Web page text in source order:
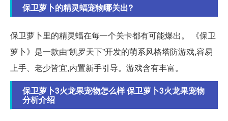
保卫萝卜的精灵蝠宠物哪关出?
保卫萝卜里的精灵蝠在每一个关卡都有可能爆出。 《保卫
萝卜》是一款由“凯罗天下”开发的萌系风格塔防游戏,容易
上手、老少皆宜,内置新手引导。游戏含有丰富。
保卫萝卜3火龙果宠物怎么样 保卫萝卜3火龙果宠物
分析介绍